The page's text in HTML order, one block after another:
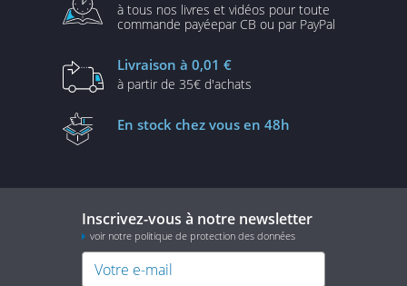
à tous nos livres et vidéos pour toute
commande payéepar CB ou par PayPal
Livraison à 0,01 €
à partir de 35€ d'achats
En stock chez vous en 48h
Inscrivez-vous à notre newsletter
voir notre politique de protection des données